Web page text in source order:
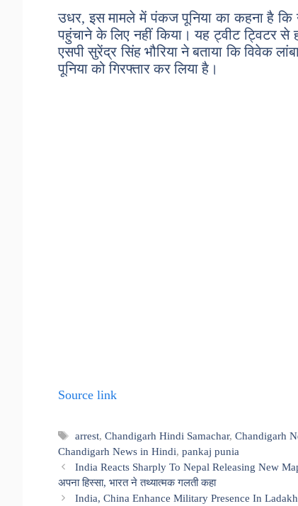
उधर, इस मामले में पंकज पूनिया का कहना है कि
पहुंचाने के लिए नहीं किया। यह ट्वीट ट्विटर से
एसपी सुरेंद्र सिंह भौरिया ने बताया कि विवेक
पूनिया को गिरफ्तार कर लिया है।
Source link
Tags
arrest,Chandigarh Hindi Samachar,Chandigarh
Chandigarh News in Hindi, pankaj punia
India Reacts Sharply To Nepal Releasing New
अपना हिस्सा, भारत ने तथ्यात्मक गलती कहा
India, China Enhance Military Presence In